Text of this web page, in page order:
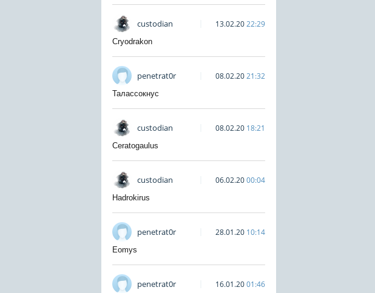
custodian 13.02.2022:29
Cryodrakon
penetrat0r 08.02.2021:32
Талассокнус
custodian 08.02.20 18:21
Ceratogaulus
custodian 06.02.2000:04
Hadrokirus
penetrat0r 28.01.20 10:14
Eomys
penetrat0r 16.01.2001:46